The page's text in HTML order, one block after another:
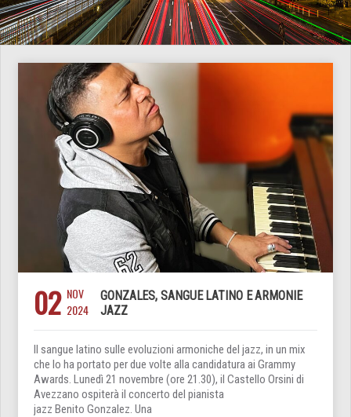
02 NOV
2024
GONZALES, SANGUE LATINO E ARMONIE
JAZZ
Il sangue latino sulle evoluzioni armoniche del jazz, in un mix
che lo ha portato per due volte alla candidatura ai Grammy
Awards. Lunedì 21 novembre (ore 21.30), il Castello Orsini di
Avezzano ospiterà il concerto del pianista
jazz Benito Gonzalez. Una